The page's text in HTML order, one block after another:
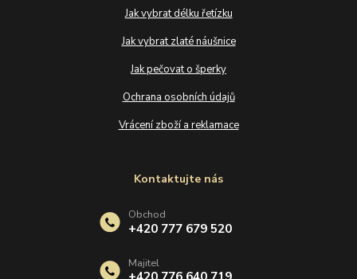
Jak vybrat délku řetízku
Jak vybrat zlaté náušnice
Jak pečovat o šperky
Ochrana osobních údajů
Vrácení zboží a reklamace
Kontaktujte nás
Obchod
+420 777 679 520
Majitel